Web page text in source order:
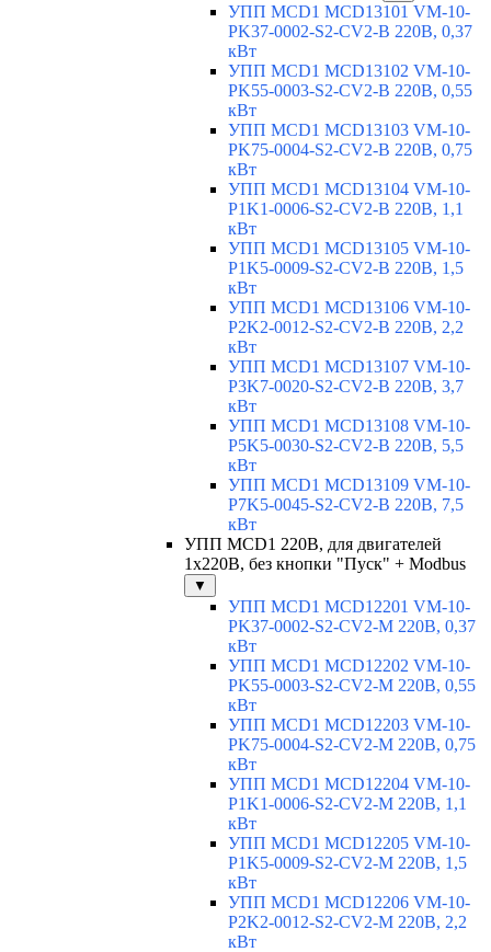
УПП MCD1 MCD13101 VM-10-
PK37-0002-S2-CV2-B 220В, 0,37
кВт
УПП MCD1 MCD13102 VM-10-
PK55-0003-S2-CV2-B 220В, 0,55
кВт
УПП MCD1 MCD13103 VM-10-
PK75-0004-S2-CV2-B 220В, 0,75
кВт
УПП MCD1 MCD13104 VM-10-
P1K1-0006-S2-CV2-B 220В, 1,1
кВт
УПП MCD1 MCD13105 VM-10-
P1K5-0009-S2-CV2-B 220В, 1,5
кВт
УПП MCD1 MCD13106 VM-10-
P2K2-0012-S2-CV2-B 220В, 2,2
кВт
УПП MCD1 MCD13107 VM-10-
P3K7-0020-S2-CV2-B 220В, 3,7
кВт
УПП MCD1 MCD13108 VM-10-
P5K5-0030-S2-CV2-B 220В, 5,5
кВт
УПП MCD1 MCD13109 VM-10-
P7K5-0045-S2-CV2-B 220В, 7,5
кВт
УПП MCD1 220В, для двигателей
1х220В, без кнопки "Пуск" + Modbus
▼
УПП MCD1 MCD12201 VM-10-
PK37-0002-S2-CV2-M 220В, 0,37
кВт
УПП MCD1 MCD12202 VM-10-
PK55-0003-S2-CV2-M 220В, 0,55
кВт
УПП MCD1 MCD12203 VM-10-
PK75-0004-S2-CV2-M 220В, 0,75
кВт
УПП MCD1 MCD12204 VM-10-
P1K1-0006-S2-CV2-M 220В, 1,1
кВт
УПП MCD1 MCD12205 VM-10-
P1K5-0009-S2-CV2-M 220В, 1,5
кВт
УПП MCD1 MCD12206 VM-10-
P2K2-0012-S2-CV2-M 220В, 2,2
кВт